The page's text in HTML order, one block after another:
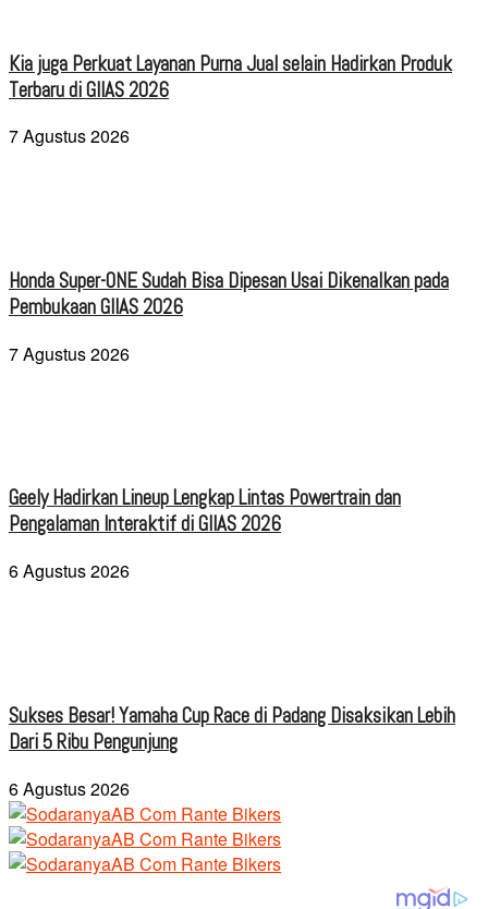
Kia juga Perkuat Layanan Purna Jual selain Hadirkan Produk
Terbaru di GIIAS 2026
7 Agustus 2026
Honda Super-ONE Sudah Bisa Dipesan Usai Dikenalkan pada
Pembukaan GIIAS 2026
7 Agustus 2026
Geely Hadirkan Lineup Lengkap Lintas Powertrain dan
Pengalaman Interaktif di GIIAS 2026
6 Agustus 2026
Sukses Besar! Yamaha Cup Race di Padang Disaksikan Lebih
Dari 5 Ribu Pengunjung
6 Agustus 2026